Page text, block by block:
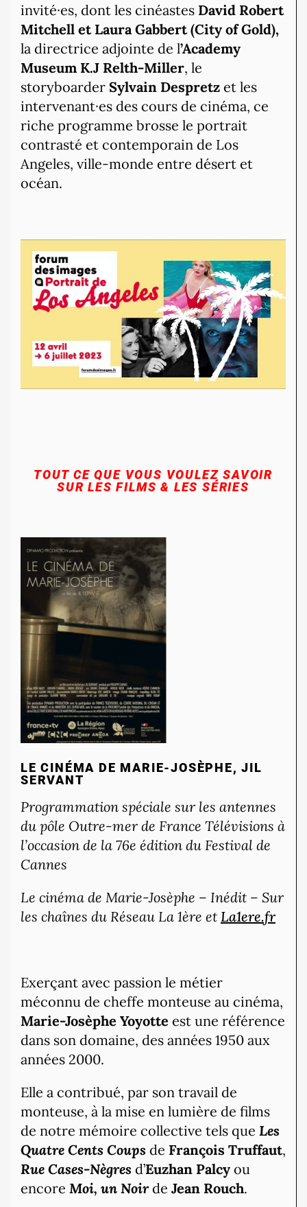
invité·es, dont les cinéastes David Robert
Mitchell et Laura Gabbert (City of Gold),
la directrice adjointe de l’Academy
Museum K.J Relth-Miller, le
storyboarder Sylvain Despretz et les
intervenant·es des cours de cinéma, ce
riche programme brosse le portrait
contrasté et contemporain de Los
Angeles, ville-monde entre désert et
océan.
TOUT CE QUE VOUS VOULEZ SAVOIR
SUR LES FILMS & LES SÉRIES
LE CINÉMA DE MARIE-JOSÈPHE, JIL
SERVANT
Programmation spéciale sur les antennes
du pôle Outre-mer de France Télévisions à
l’occasion de la 76e édition du Festival de
Cannes
Le cinéma de Marie-Josèphe – Inédit – Sur
les chaînes du Réseau La 1ère et La1ere.fr
Exerçant avec passion le métier
méconnu de cheffe monteuse au cinéma,
Marie-Josèphe Yoyotte est une référence
dans son domaine, des années 1950 aux
années 2000.
Elle a contribué, par son travail de
monteuse, à la mise en lumière de films
de notre mémoire collective tels que Les
Quatre Cents Coups de François Truffaut,
Rue Cases-Nègres d’Euzhan Palcy ou
encore Moi, un Noirde Jean Rouch.